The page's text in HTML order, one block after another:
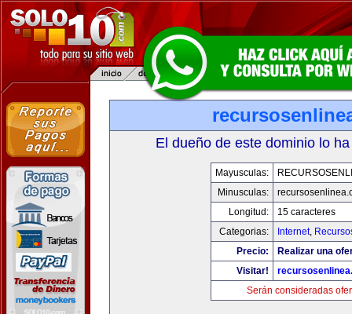
El dueño de este dominio lo
Mayusculas:
Minusculas:
Longitud:
15 caracteres
Categorias:
Internet,
Precio:
Realizar una
Visitar!
Serán consideradas